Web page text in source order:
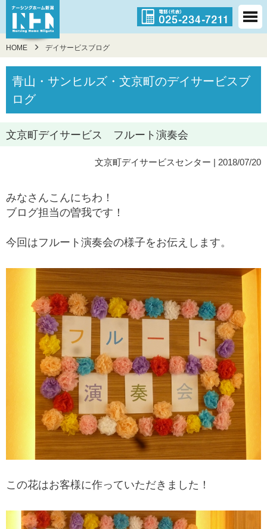
HOME デイサービスブログ
青山・サンヒルズ・文京町のデイサービスブ
ログ
文京町デイサービス フルート演奏会
文京町デイサービスセンター | 2018/07/20
みなさんこんにちわ！
ブログ担当の曽我です！
今回はフルート演奏会の様子をお伝えします。
この花はお客様に作っていただきました！